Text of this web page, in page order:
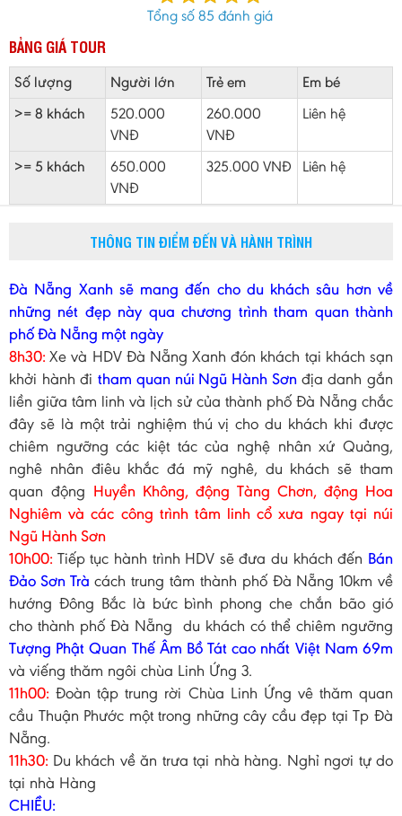
Tổng số85 đánh giá
BẢNG GIÁ TOUR
Số lượng Người lớn Trẻ em
Em bé
>= 8 khách
520.000
VNĐ
260.000
VNĐ
Liên hệ
>= 5 khách
650.000
VNĐ
325.000 VNĐ Liên hệ
THÔNG TIN ĐIỂM ĐẾN VÀ HÀNH TRÌNH
Đà Nẵng Xanh sẽ mang đến cho du khách sâu hơn về
những nét đẹp này qua chương trình tham quan thành
phố Đà Nẵng một ngày
8h30:Xe và HDV Đà Nẵng Xanh đón khách tại khách sạn
khởi hành đitham quan núi Ngũ Hành Sơn địa danh gắn
liền giữa tâm linh và lịch sử của thành phố Đà Nẵng chắc
đây sẽ là một trải nghiệm thú vị cho du khách khi được
chiêm ngưỡng các kiệt tác của nghệ nhân xứ Quảng,
nghê nhân điêu khắc đá mỹ nghê, du khách sẽ tham
quan động Huyền Không, động Tàng Chơn, động Hoa
Nghiêm và các công trình tâm linh cổ xưa ngay tại núi
Ngũ Hành Sơn
10h00: Tiếp tục hành trình HDV sẽ đưa du khách đến Bán
Đảo Sơn Trà cách trung tâm thành phố Đà Nẵng 10km về
hướng Đông Bắc là bức bình phong che chắn bão gió
cho thành phố Đà Nẵng du khách có thể chiêm ngưỡng
Tượng Phật Quan Thế Âm Bồ Tát cao nhất Việt Nam 69m
và viếng thăm ngôi chùa Linh Ứng 3.
11h00: Đoàn tập trung rời Chùa Linh Ứng vê thăm quan
cầu Thuận Phước một trong những cây cầu đẹp tại Tp Đà
Nẵng.
11h30: Du khách về ăn trưa tại nhà hàng. Nghỉ ngơi tự do
tại nhà Hàng
CHIỀU: